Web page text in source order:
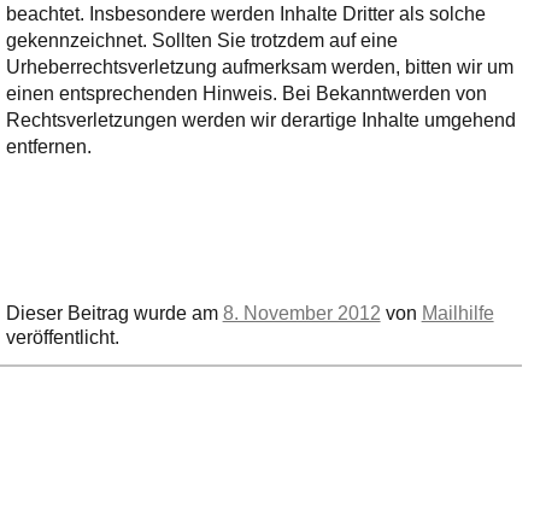
beachtet. Insbesondere werden Inhalte Dritter als solche
gekennzeichnet. Sollten Sie trotzdem auf eine
Urheberrechtsverletzung aufmerksam werden, bitten wir um
einen entsprechenden Hinweis. Bei Bekanntwerden von
Rechtsverletzungen werden wir derartige Inhalte umgehend
entfernen.
Dieser Beitrag wurde am 8. November 2012 von Mailhilfe
veröffentlicht.